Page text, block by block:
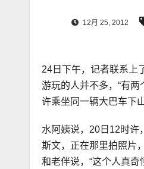
12月 25, 2012
24日下午，记者联系上
游玩的人并不多，“有
许乘坐同一辆大巴车下
水阿姨说，20日12时许
斯文，正在那里拍照片
和老伴说，“这个人真